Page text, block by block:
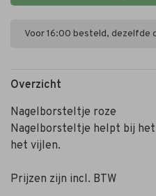
Voor 16:00 besteld, dezelfde
Overzicht
Nagelborsteltje roze
Nagelborsteltje helpt bij
het vijlen.
Prijzen zijn incl. BTW